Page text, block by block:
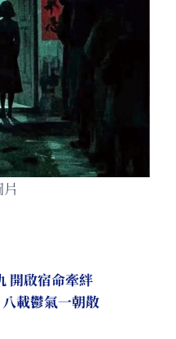
開啟宿命牽絆
載鬱氣一朝散